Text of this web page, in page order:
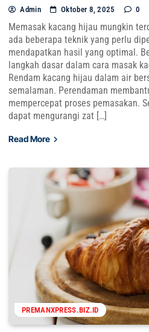
Admin Oktober 8, 2025 0
Memasak kacang hijau mungkin
ada beberapa teknik yang perlu
mendapatkan hasil yang optimal.
langkah dasar dalam cara masak
Rendam kacang hijau dalam air
semalaman. Perendaman
mempercepat proses pemasakan.
dapat mengurangi zat […]
Read More
PREMANXPRESS.BIZ.ID